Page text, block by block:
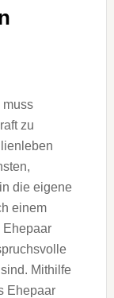
muss
zu
die eigene
einem
Ehepaar
Mithilfe
Ehepaar